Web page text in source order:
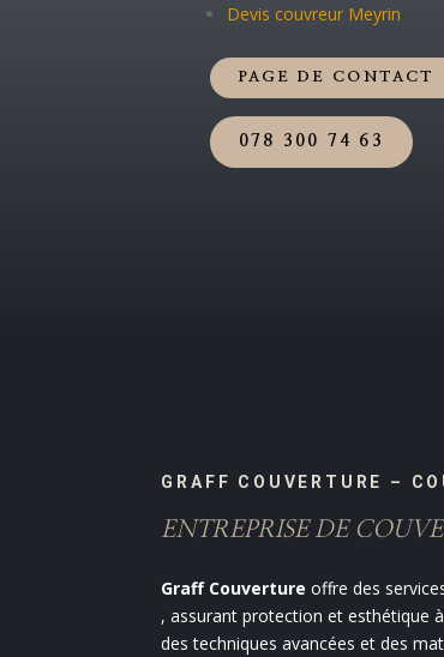
Devis couvreur Meyrin
PAGE DE CONTACT
078 300 74 63
GRAFF COUVERTURE –
ENTREPRISE DE
Graff Couverture offre des
, assurant protection et esthétique
des techniques avancées et des